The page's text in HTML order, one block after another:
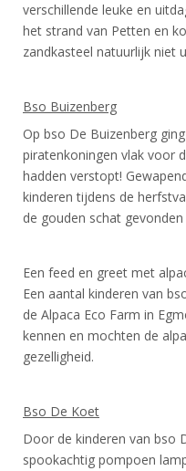
verschillende leuke en
het strand van Petten en
zandkasteel natuurlijk niet
Bso Buizenberg
Op bso De Buizenberg
piratenkoningen vlak voor
hadden verstopt!
kinderen tijdens de
de gouden schat gevonden
Een feed en greet met
Een aantal kinderen van
de Alpaca Eco Farm in
kennen en mochten de
gezelligheid.
Bso De Koet
Door de kinderen van bso
spookachtig pompoen